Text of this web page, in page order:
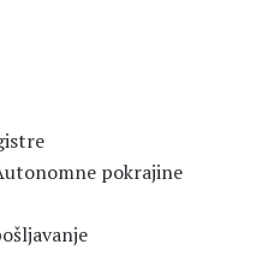
pokrajine